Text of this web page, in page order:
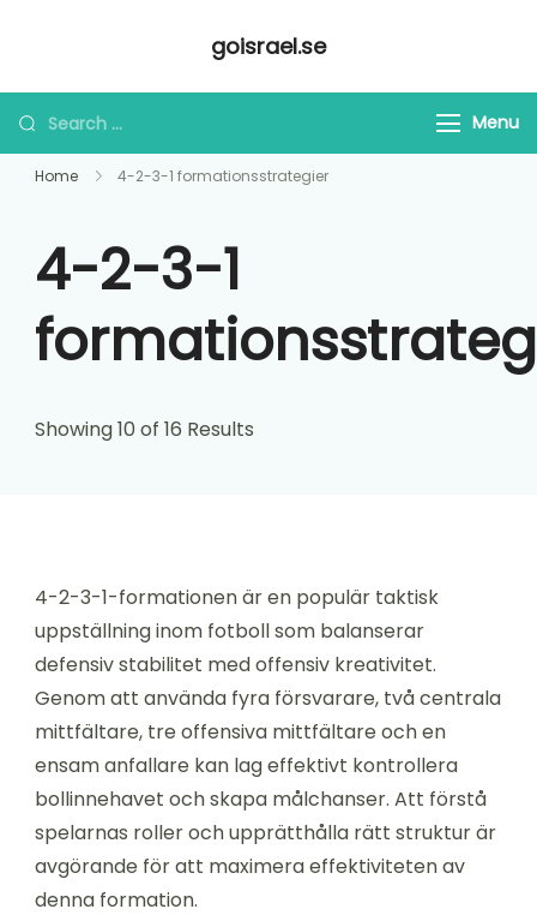
goisrael.se
Looking
for
Something?
Menu
Home 4-2-3-1 formationsstrategier
4-2-3-1
Showing 10 of 16 Results
4-2-3-1-formationen är en populär taktisk
uppställning inom fotboll som balanserar
defensiv stabilitet med offensiv kreativitet.
Genom att använda fyra försvarare, två centrala
mittfältare, tre offensiva mittfältare och en
ensam anfallare kan lag effektivt kontrollera
bollinnehavet och skapa målchanser. Att förstå
spelarnas roller och upprätthålla rätt struktur är
avgörande för att maximera effektiviteten av
denna formation.